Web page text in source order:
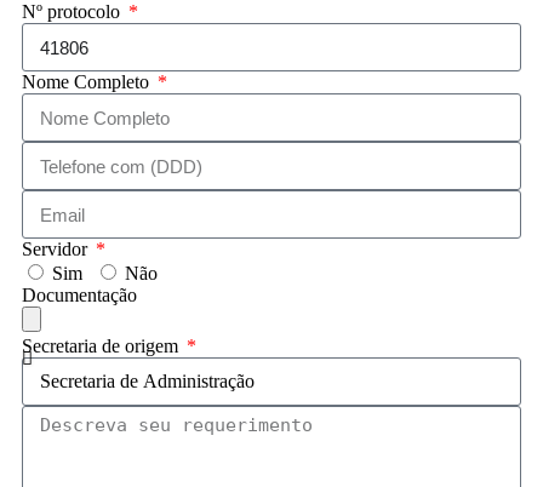
Nº protocolo
Nome Completo
Servidor
Sim
Não
Documentação
Secretaria de origem